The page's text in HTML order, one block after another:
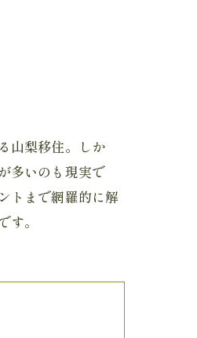
山梨移住。しか
多いのも現実で
トまで網羅的に解
。